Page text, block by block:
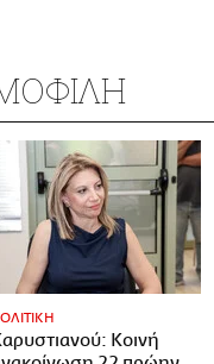
Κοινή